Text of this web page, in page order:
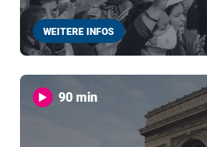
WEITERE INFOS
90 min